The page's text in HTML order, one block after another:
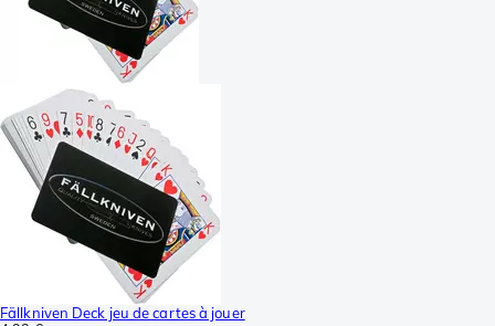
Fällkniven Deck jeu de cartes à jouer